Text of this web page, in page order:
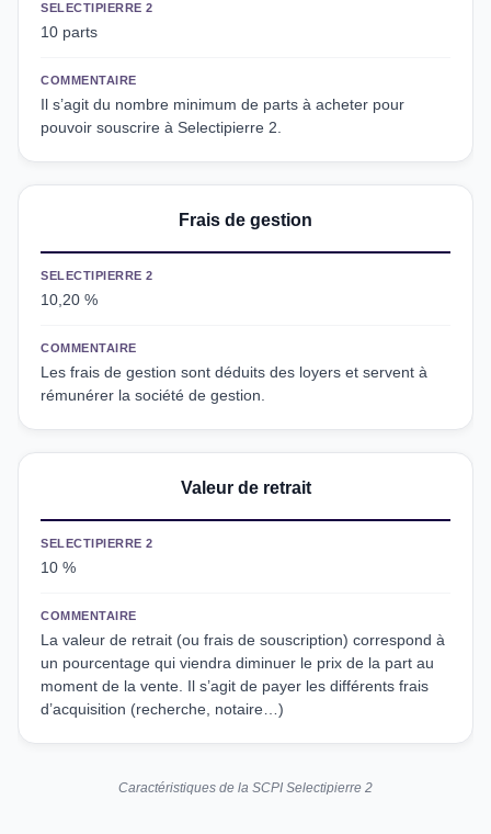
SELECTIPIERRE 2
10 parts
COMMENTAIRE
Il s’agit du nombre minimum de parts à acheter pour
pouvoir souscrire à Selectipierre 2.
Frais de gestion
SELECTIPIERRE 2
10,20 %
COMMENTAIRE
Les frais de gestion sont déduits des loyers et servent à
rémunérer la société de gestion.
Valeur de retrait
SELECTIPIERRE 2
10 %
COMMENTAIRE
La valeur de retrait (ou frais de souscription) correspond à
un pourcentage qui viendra diminuer le prix de la part au
moment de la vente. Il s’agit de payer les différents frais
d’acquisition (recherche, notaire…)
Caractéristiques de la SCPI Selectipierre 2